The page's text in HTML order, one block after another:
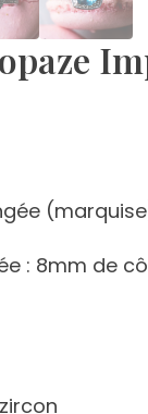
: 8mm de